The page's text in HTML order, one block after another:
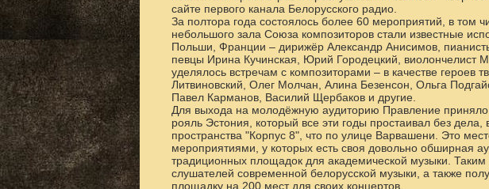
сайте первого канала Белорусского радио.
За полтора года состоялось более 60 мероприятий, в том
небольшого зала Союза композиторов стали известные
Польши, Франции – дирижёр Александр Анисимов,
певцы Ирина Кучинская, Юрий Городецкий, виолончелист
уделялось встречам с композиторами – в качестве героев
Литвиновский, Олег Молчан, Алина Безенсон, Ольга
Павел Карманов, Василий Щербаков и другие.
Для выхода на молодёжную аудиторию Правление
рояль Эстония, который все эти годы простаивал без
пространства "Корпус 8", что по улице Варвашени. Это
мероприятиями, у которых есть своя довольно обширная
традиционных площадок для академической музыки.
слушателей современной белорусской музыки, а также
площадку на 200 мест для своих концертов.